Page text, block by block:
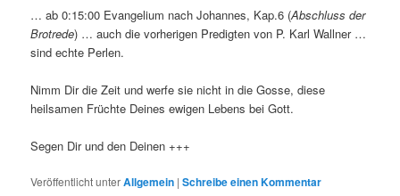
… ab 0:15:00 Evangelium nach Johannes, Kap.6 (Abschluss der
Brotrede) … auch die vorherigen Predigten von P. Karl Wallner …
sind echte Perlen.
Nimm Dir die Zeit und werfe sie nicht in die Gosse, diese
heilsamen Früchte Deines ewigen Lebens bei Gott.
Segen Dir und den Deinen +++
Veröffentlicht unterAllgemein |Schreibe einen Kommentar